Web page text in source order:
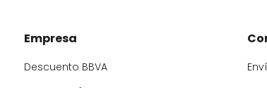
Empresa
Descuento BBVA